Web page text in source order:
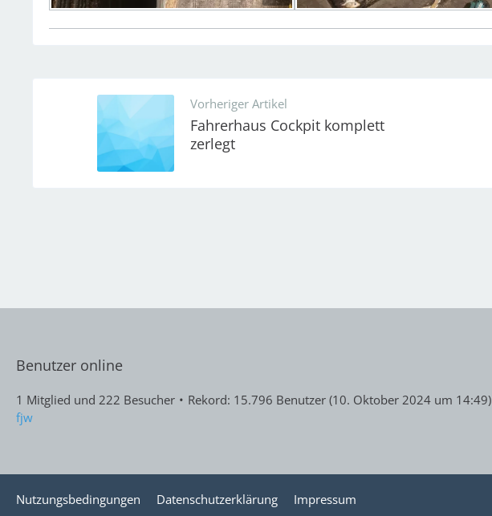
Vorheriger Artikel
Fahrerhaus Cockpit komplett
zerlegt
Benutzer online
1 Mitglied und 222 Besucher Rekord: 15.796 Benutzer (10. Oktober 2024 um 14:49)
fjw
Nutzungsbedingungen Datenschutzerklärung Impressum